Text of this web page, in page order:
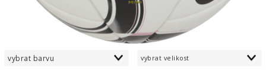
vybrat barvu vybrat velikost